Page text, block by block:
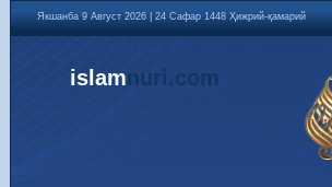
Якшанба 9 Август 2026 | 24 Сафар 1448 Ҳижрий-қамарий
islamnuri.com